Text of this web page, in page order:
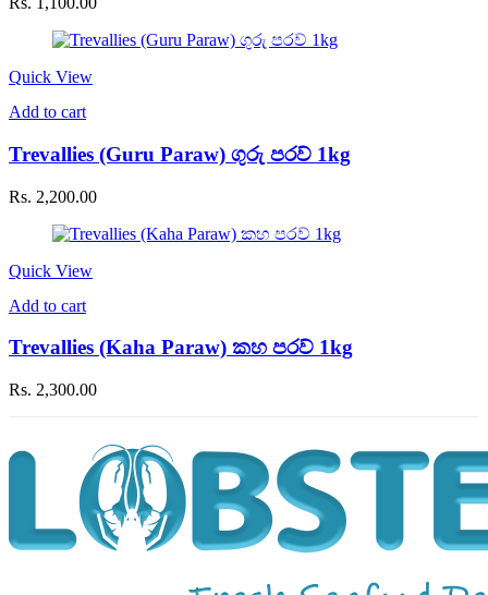
Quick View
Add to cart
Trevallies (Guru Paraw) ගුරු පරව් 1kg
Rs. 2,200.00
Quick View
Add to cart
Trevallies (Kaha Paraw) කහ පරව් 1kg
Rs. 2,300.00